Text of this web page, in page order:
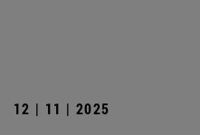
12 | 11 | 2025